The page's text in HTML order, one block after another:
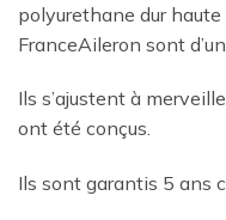
polyurethane dur
FranceAileron sont
Ils s’ajustent à
ont été conçus.
Ils sont garantis 5 ans